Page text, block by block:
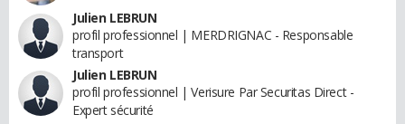
Julien LEBRUN
profil professionnel | MERDRIGNAC - Responsable
transport
Julien LEBRUN
profil professionnel | Verisure Par Securitas Direct -
Expert sécurité